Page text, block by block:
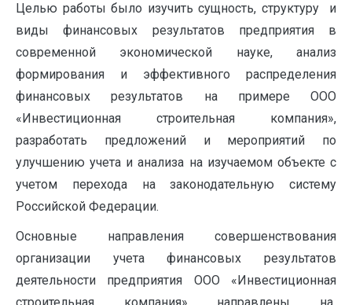
Целью работы было изучить сущность, структуру и
виды финансовых результатов предприятия в
современной экономической науке, анализ
формирования и эффективного распределения
финансовых результатов на примере ООО
«Инвестиционная строительная компания»,
разработать предложений и мероприятий по
улучшению учета и анализа на изучаемом объекте с
учетом перехода на законодательную систему
Российской Федерации.
Основные направления совершенствования
организации учета финансовых результатов
деятельности предприятия ООО «Инвестиционная